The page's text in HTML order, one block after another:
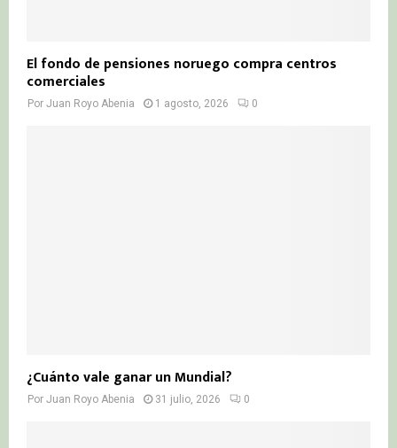
El fondo de pensiones noruego compra centros
comerciales
Por Juan Royo Abenia 1 agosto, 2026 0
¿Cuánto vale ganar un Mundial?
Por Juan Royo Abenia 31 julio, 2026 0